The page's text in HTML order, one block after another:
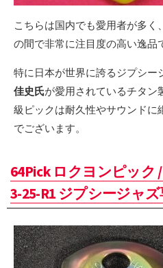
こちらは国内でも愛用者が多く
の間で非常に注目度の高い逸品
特に日本が世界に誇るジプシー
佳史氏が愛用されているチタン
級ピックは耐久性やサウンドに
でございます。
64Pick ロクヨンピック /
3-25-R1 ジプシージャ